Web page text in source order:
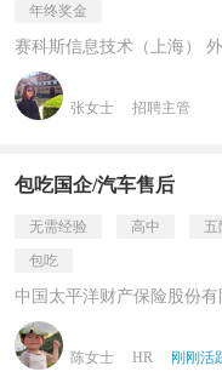
年终奖金
赛科斯信息技术（上海） 外
张女士 招聘主管
包吃国企/汽车售后
无需经验 高中 五
包吃
中国太平洋财产保险股份
陈女士 HR 刚刚活